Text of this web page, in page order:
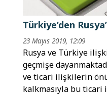
Türkiye’den
23 Mayıs 2019, 12:09
Rusya ve Türkiye
geçmişe
ve ticari ilişkilerin
kalkmasıyla bu ticari